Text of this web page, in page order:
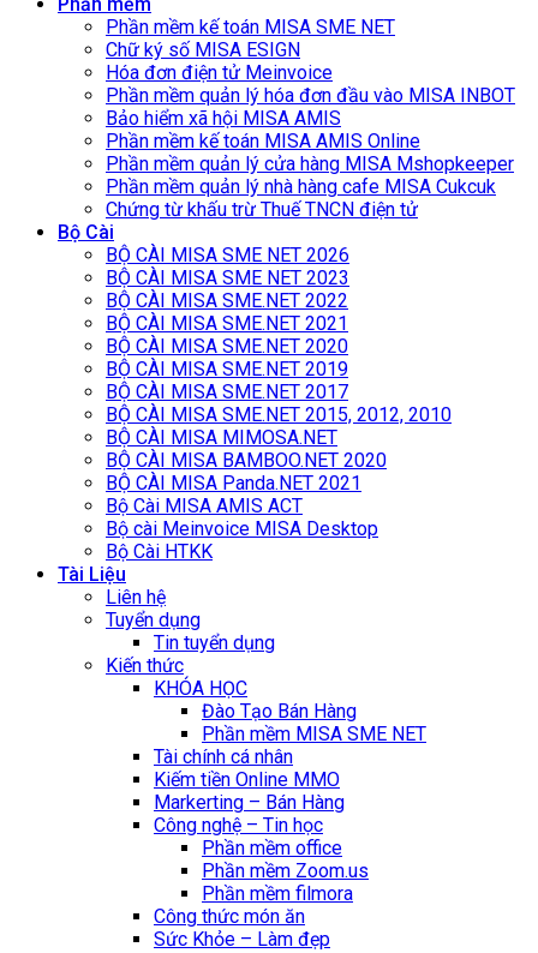
Phần mềm
Phần mềm kế toán MISA SME NET
Chữ ký số MISA ESIGN
Hóa đơn điện tử Meinvoice
Phần mềm quản lý hóa đơn đầu vào MISA INBOT
Bảo hiểm xã hội MISA AMIS
Phần mềm kế toán MISA AMIS Online
Phần mềm quản lý cửa hàng MISA Mshopkeeper
Phần mềm quản lý nhà hàng cafe MISA Cukcuk
Chứng từ khấu trừ Thuế TNCN điện tử
Bộ Cài
BỘ CÀI MISA SME NET 2026
BỘ CÀI MISA SME NET 2023
BỘ CÀI MISA SME.NET 2022
BỘ CÀI MISA SME.NET 2021
BỘ CÀI MISA SME.NET 2020
BỘ CÀI MISA SME.NET 2019
BỘ CÀI MISA SME.NET 2017
BỘ CÀI MISA SME.NET 2015, 2012, 2010
BỘ CÀI MISA MIMOSA.NET
BỘ CÀI MISA BAMBOO.NET 2020
BỘ CÀI MISA Panda.NET 2021
Bộ Cài MISA AMIS ACT
Bộ cài Meinvoice MISA Desktop
Bộ Cài HTKK
Tài Liệu
Liên hệ
Tuyển dụng
Tin tuyển dụng
Kiến thức
KHÓA HỌC
Đào Tạo Bán Hàng
Phần mềm MISA SME NET
Tài chính cá nhân
Kiếm tiền Online MMO
Markerting – Bán Hàng
Công nghệ – Tin học
Phần mềm office
Phần mềm Zoom.us
Phần mềm filmora
Công thức món ăn
Sức Khỏe – Làm đẹp